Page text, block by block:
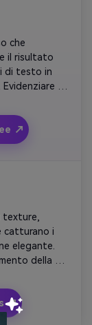
che
il risultato
di testo in
i
e un elegante
del
↗
catturano i
elegante.
della
i tratti
carattere
di
↗